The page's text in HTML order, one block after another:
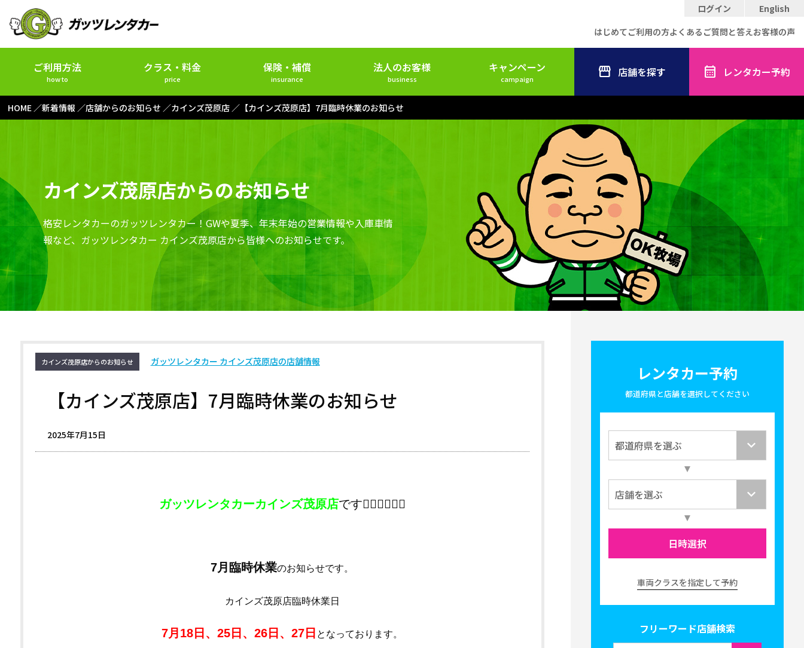
ログイン
English
はじめてご利用の方よくあるご質問と答えお客様の声
ご利用方法
how to
クラス・料金
price
保険・補償
insurance
法人のお客様
business
キャンペーン
campaign 店舗を探す レンタカー予約
HOME 新着情報 店舗からのお知らせ カインズ茂原店 【カインズ茂原店】7月臨時休業のお知らせ
カインズ茂原店からのお知らせ
格安レンタカーのガッツレンタカー！GWや夏季、年末年始の営業情報や入庫車情
報など、ガッツレンタカー カインズ茂原店から皆様へのお知らせです。
カインズ茂原店からのお知らせ ガッツレンタカー カインズ茂原店の店舗情報
【カインズ茂原店】7月臨時休業のお知らせ
2025年7月15日
ガッツレンタカーカインズ茂原店です💁🏻‍♀️💁🏻‍♂️
7月 臨時休業のお知らせです。
カインズ茂原店臨時休業日
7月18日、25日、26日、27日 となっております。
レンタカー予約
都道府県と店舗を選択してください
日時選択
車両クラスを指定して予約
フリーワード店舗検索